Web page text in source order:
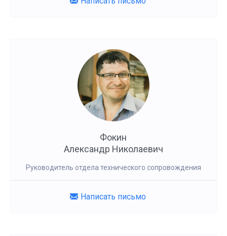
Фокин
Александр Николаевич
Руководитель отдела технического сопровождения
Написать письмо